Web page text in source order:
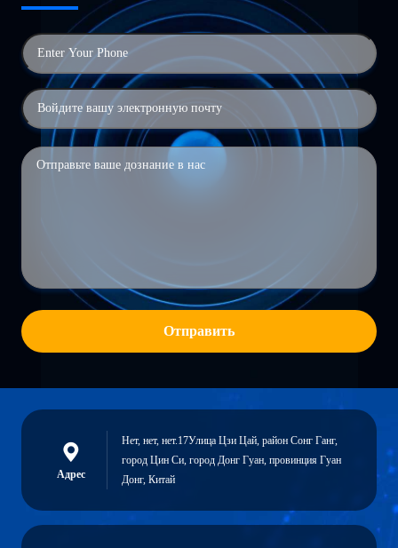
Отправить
Адрес
Нет, нет, нет.17Улица Цзи Цай, район Сонг Ганг,
город Цин Си, город Донг Гуан, провинция Гуан
Донг, Китай